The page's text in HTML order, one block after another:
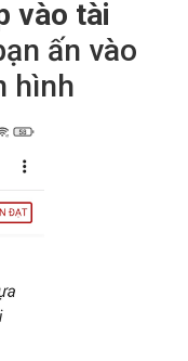
vào tài
ấn vào
hình